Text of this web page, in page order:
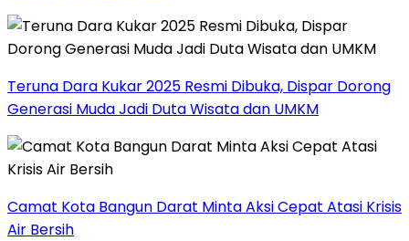
Teruna Dara Kukar 2025 Resmi Dibuka, Dispar Dorong
Generasi Muda Jadi Duta Wisata dan UMKM
Camat Kota Bangun Darat Minta Aksi Cepat Atasi Krisis
Air Bersih